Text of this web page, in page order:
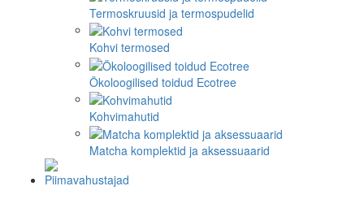
Termoskruusid ja termospudelid
Kohvi termosed
Ökoloogilised toidud Ecotree
Kohvimahutid
Matcha komplektid ja aksessuaarid